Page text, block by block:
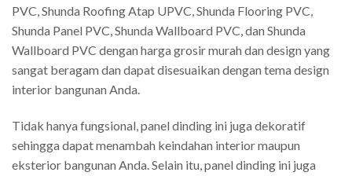
PVC, Shunda Roofing Atap UPVC, Shunda Flooring PVC,
Shunda Panel PVC, Shunda Wallboard PVC, dan Shunda
Wallboard PVC dengan harga grosir murah dan design yang
sangat beragam dan dapat disesuaikan dengan tema design
interior bangunan Anda.
Tidak hanya fungsional, panel dinding ini juga dekoratif
sehingga dapat menambah keindahan interior maupun
eksterior bangunan Anda. Selain itu, panel dinding ini juga